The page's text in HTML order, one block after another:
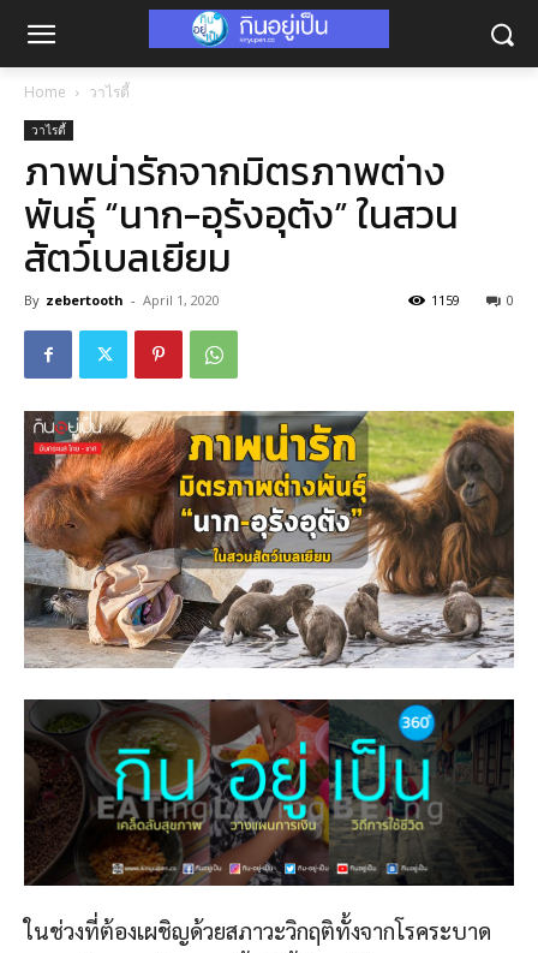
Home วาไรตี้
วาไรตี้
ภาพน่ารักจากมิตรภาพต่าง
พันธุ์ “นาก-อุรังอุตัง” ในสวน
สัตว์เบลเยียม
By zebertooth - April 1, 2020 0
1159
ในช่วงที่ต้องเผชิญด้วยสภาวะวิกฤติทั้งจากโรคระบาด